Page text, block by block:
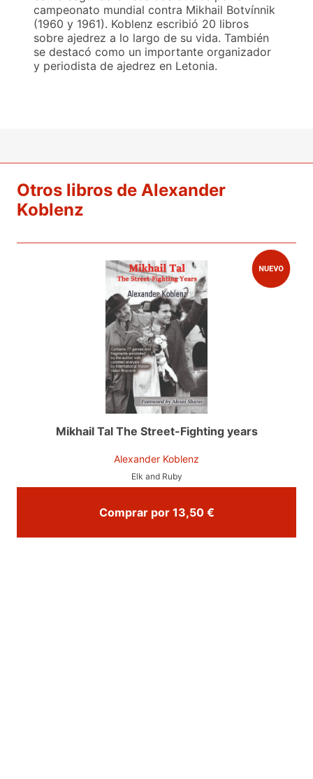
campeonato mundial contra Mikhail Botvínnik
(1960 y 1961). Koblenz escribió 20 libros
sobre ajedrez a lo largo de su vida. También
se destacó como un importante organizador
y periodista de ajedrez en Letonia.
Otros libros de Alexander
Koblenz
Mikhail Tal The Street-Fighting years
Alexander Koblenz
Elk and Ruby
Comprar por 13,50 €